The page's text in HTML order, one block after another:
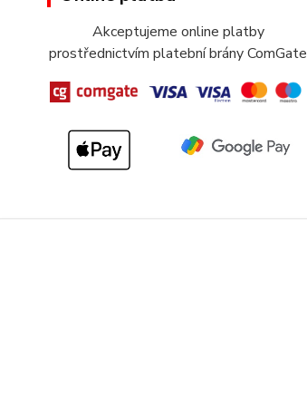
Akceptujeme online platby
prostřednictvím platební brány ComGate